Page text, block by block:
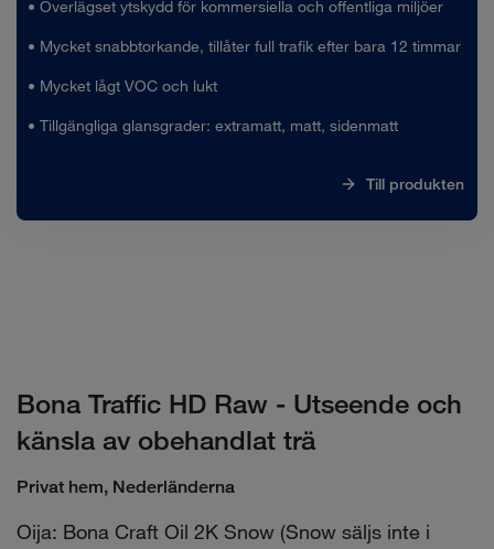
• Överlägset ytskydd för kommersiella och offentliga miljöer
• Mycket snabbtorkande, tillåter full trafik efter bara 12 timmar
• Mycket lågt VOC och lukt
• Tillgängliga glansgrader: extramatt, matt, sidenmatt
Till produkten
Bona Traffic HD Raw - Utseende och
känsla av obehandlat trä
Privat hem, Nederländerna
Oija: Bona Craft Oil 2K Snow (Snow säljs inte i